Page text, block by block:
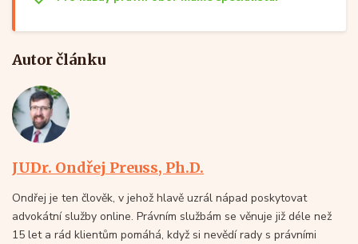
Autor článku
JUDr. Ondřej Preuss, Ph.D.
Ondřej je ten člověk, v jehož hlavě uzrál nápad poskytovat
advokátní služby online. Právním službám se věnuje již déle než
15 let a rád klientům pomáhá, když si nevědí rady s právními